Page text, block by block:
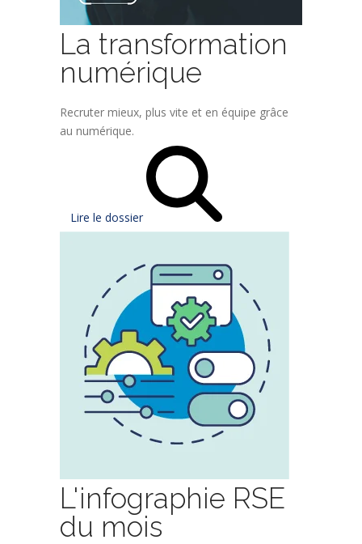
La transformation
numérique
Recruter mieux, plus vite et en équipe grâce
au numérique.
Lire le dossier
L'infographie RSE
du mois